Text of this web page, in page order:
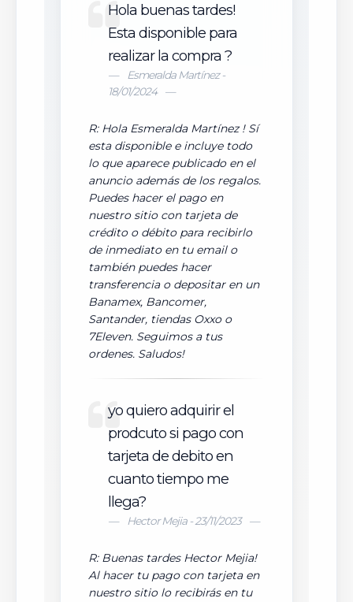
Hola buenas tardes!
Esta disponible para
realizar la compra ?
Esmeralda Martínez -
18/01/2024
R: Hola Esmeralda Martínez ! Sí
esta disponible e incluye todo
lo que aparece publicado en el
anuncio además de los regalos.
Puedes hacer el pago en
nuestro sitio con tarjeta de
crédito o débito para recibirlo
de inmediato en tu email o
también puedes hacer
transferencia o depositar en un
Banamex, Bancomer,
Santander, tiendas Oxxo o
7Eleven. Seguimos a tus
ordenes. Saludos!
yo quiero adquirir el
prodcuto si pago con
tarjeta de debito en
cuanto tiempo me
llega?
Hector Mejia - 23/11/2023
R: Buenas tardes Hector Mejia!
Al hacer tu pago con tarjeta en
nuestro sitio lo recibirás en tu